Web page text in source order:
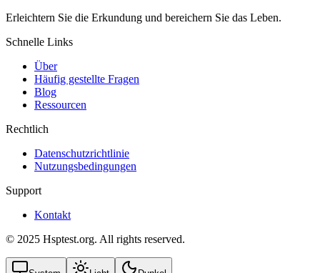
Erleichtern Sie die Erkundung und bereichern Sie das Leben.
Schnelle Links
Über
Häufig gestellte Fragen
Blog
Ressourcen
Rechtlich
Datenschutzrichtlinie
Nutzungsbedingungen
Support
Kontakt
© 2025 Hsptest.org. All rights reserved.